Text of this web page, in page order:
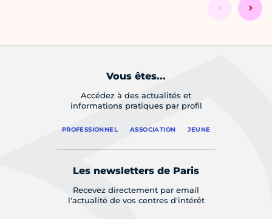
Vous êtes...
Accédez à des actualités et
informations pratiques par profil
PROFESSIONNEL ASSOCIATION JEUNE
Les newsletters de Paris
Recevez directement par email
l'actualité de vos centres d'intérêt